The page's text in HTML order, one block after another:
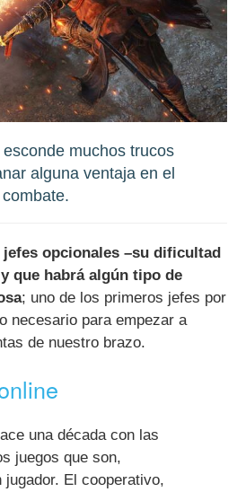
muchos trucos
alguna ventaja en el
combate.
jefes opcionales –su dificultad
que habrá algún tipo de
; uno de los primeros jefes por
necesario para empezar a
de nuestro brazo.
una década con las
juegos que son,
El cooperativo,